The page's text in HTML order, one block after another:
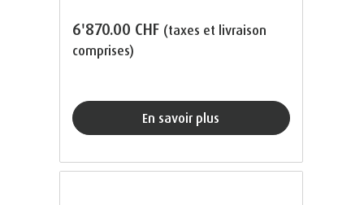
6'870.00 CHF (taxes et livraison
comprises)
En savoir plus